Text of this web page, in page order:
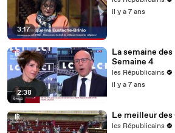
3:17
il y a 7 ans
2:38
La semaine
Semaine 4
les Républicains
il y a 7 ans
Le meilleur des
les Républicains